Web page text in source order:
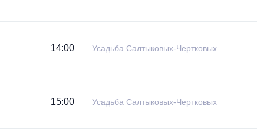
14:00 Усадьба Салтыковых-Чертковых
15:00 Усадьба Салтыковых-Чертковых